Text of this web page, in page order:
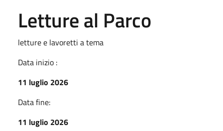
Letture al Parco
letture e lavoretti a tema
Data inizio :
11 luglio 2026
Data fine:
11 luglio 2026